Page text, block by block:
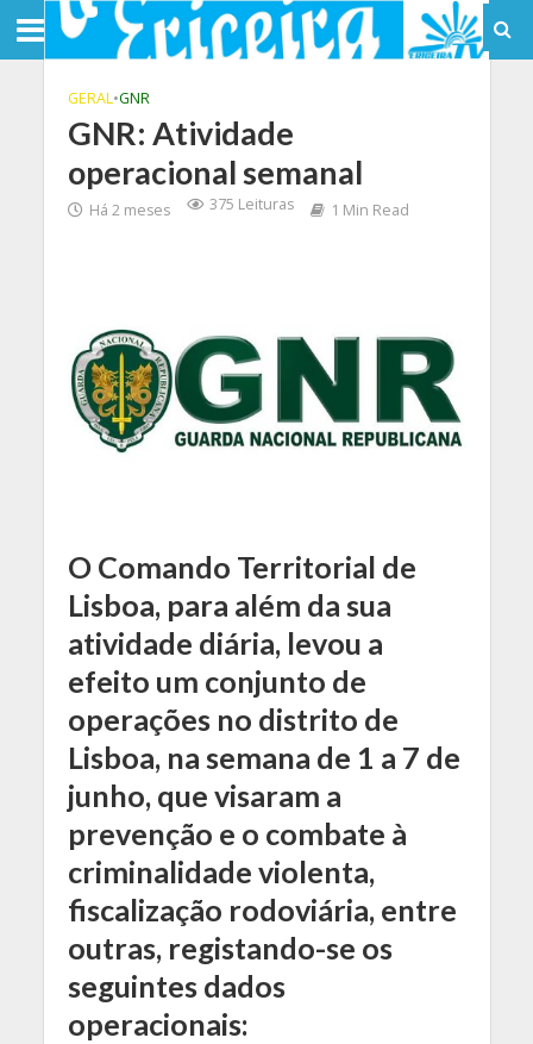
GERAL•GNR
GNR: Atividade
operacional semanal
Há 2 meses 375 Leituras 1 Min Read
O Comando Territorial de
Lisboa, para além da sua
atividade diária, levou a
efeito um conjunto de
operações no distrito de
Lisboa, na semana de 1 a 7 de
junho, que visaram a
prevenção e o combate à
criminalidade violenta,
fiscalização rodoviária, entre
outras, registando-se os
seguintes dados
operacionais: